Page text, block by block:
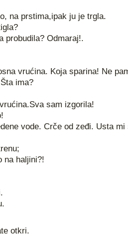
na prstima,ipak ju je trgla.
probudila? Odmaraj!.
vrućina. Koja sparina! Ne
ima?
sam izgorila!
vode. Crče od zeđi. Usta
na haljini?!
otkri.